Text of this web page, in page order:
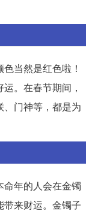
当然是红色啦！
。在春节期间，
、门神等，都是为
年的人会在金镯
来财运。金镯子